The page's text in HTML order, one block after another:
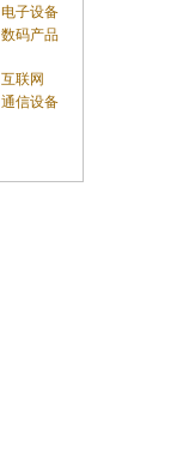
电子设备
数码产品
互联网
通信设备